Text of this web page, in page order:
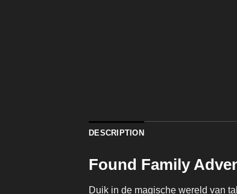
DESCRIPTION
Found Family
Duik in de magische wereld van